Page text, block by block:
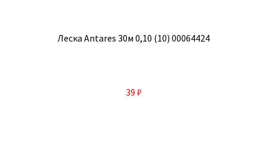
Леска Antares 30м 0,10 (10) 00064424
39 ₽